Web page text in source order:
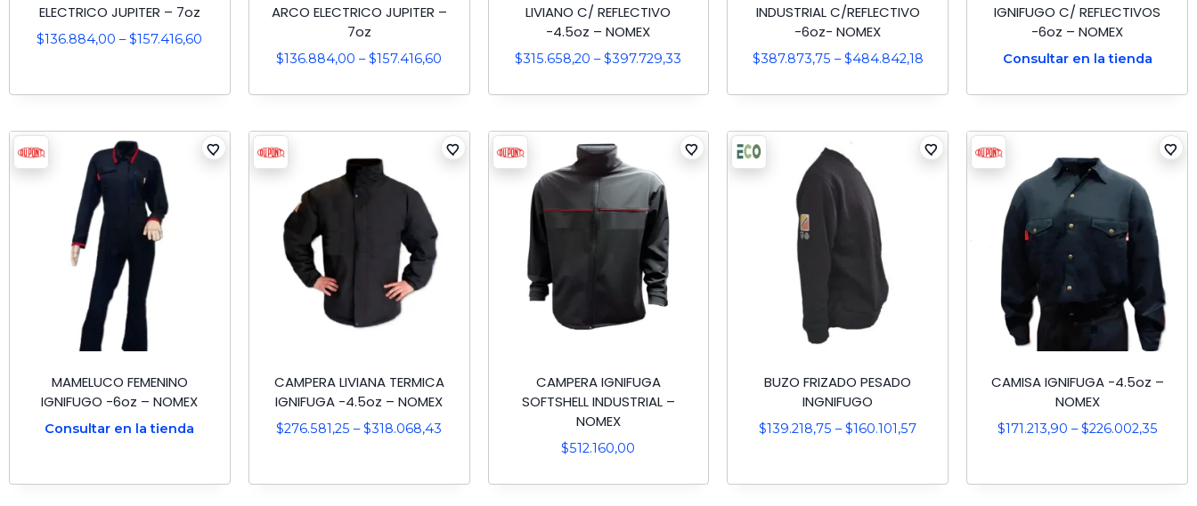
ELECTRICO JUPITER – 7oz
$136.884,00 – $157.416,60
ARCO ELECTRICO JUPITER –
7oz
$136.884,00 – $157.416,60
LIVIANO C/ REFLECTIVO
-4.5oz – NOMEX
$315.658,20 – $397.729,33
INDUSTRIAL C/REFLECTIVO
-6oz- NOMEX
$387.873,75 – $484.842,18
IGNIFUGO C/ REFLECTIVOS
-6oz – NOMEX
Consultar en la tienda
MAMELUCO FEMENINO
IGNIFUGO -6oz – NOMEX
Consultar en la tienda
CAMPERA LIVIANA TERMICA
IGNIFUGA -4.5oz – NOMEX
$276.581,25 – $318.068,43
CAMPERA IGNIFUGA
SOFTSHELL INDUSTRIAL –
NOMEX
$512.160,00
BUZO FRIZADO PESADO
INGNIFUGO
$139.218,75 – $160.101,57
CAMISA IGNIFUGA -4.5oz –
NOMEX
$171.213,90 – $226.002,35